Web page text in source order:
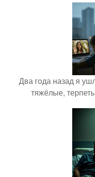
Два года назад я
тяжёлые,